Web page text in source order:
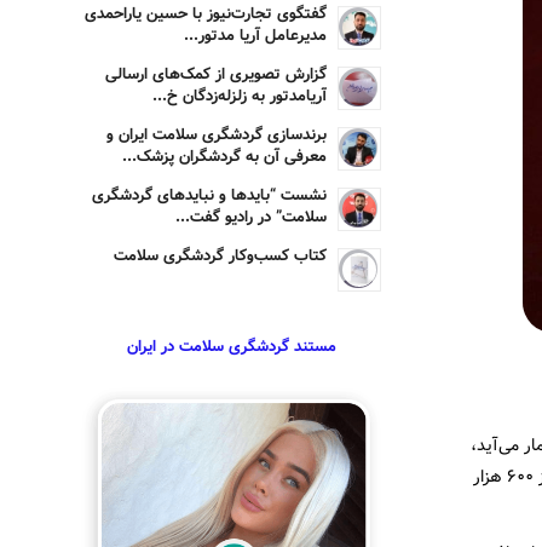
می‌آید،
در ایران تنها بخش کوچکی از درآمد غیرنفتی را به خود اختصاص می‌دهد. با این حال براساس برنامه ششم توسعه، تا سال ۲۰۲۱ ایران قادر خواهد بود از ۶۰۰ هزار
گفتگوی تجارت‌نیوز با حسین یاراحمدی
مدیرعامل آریا مدتور...
گزارش تصویری از کمک‌های ارسالی
آریامدتور به زلزله‌زدگان خ...
برندسازی گردشگری سلامت ایران و
معرفی آن به گردشگران پزشک...
نشست “بایدها و نبایدهای گردشگری
سلامت” در رادیو گفت...
کتاب کسب‌وکار گردشگری سلامت
مستند گردشگری سلامت در ایران